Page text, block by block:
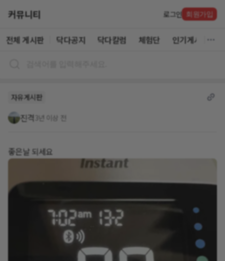
커뮤니티 로그인 회원가입
전체 게시판 닥다공지 닥다칼럼 체험단 인기게시글
자유게시판
진격 3년 이상 전
좋은날 되세요